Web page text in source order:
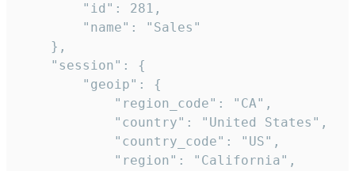
        "id": 281,
        "name": "Sales"
    },
    "session": {
        "geoip": {
            "region_code": "CA",
            "country": "United States",
            "country_code": "US",
            "region": "California",